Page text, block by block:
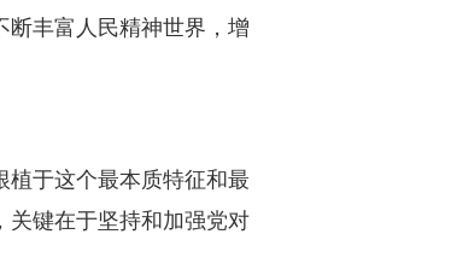
丰富人民精神世界，增
植于这个最本质特征和最
关键在于坚持和加强党对